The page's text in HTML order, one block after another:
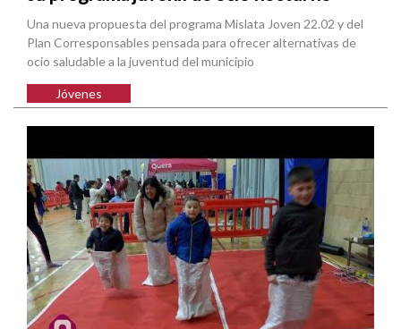
Una nueva propuesta del programa Mislata Joven 22.02 y del
Plan Corresponsables pensada para ofrecer alternativas de
ocio saludable a la juventud del municipio
Jóvenes